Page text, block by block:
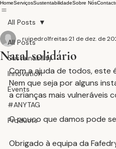
HomeServiçosSustentabilidadeSobre Nós
All Posts
Sustainability
Innovation
Events
#ANYTAG
Products
All Posts
Natal solidário
ruipedro1freitas21 de dez. de
Com a ajuda de todos, este
Nem que seja por alguns
a crianças mais vulneráveis
O pouco que damos pode
Obrigado à equipa da